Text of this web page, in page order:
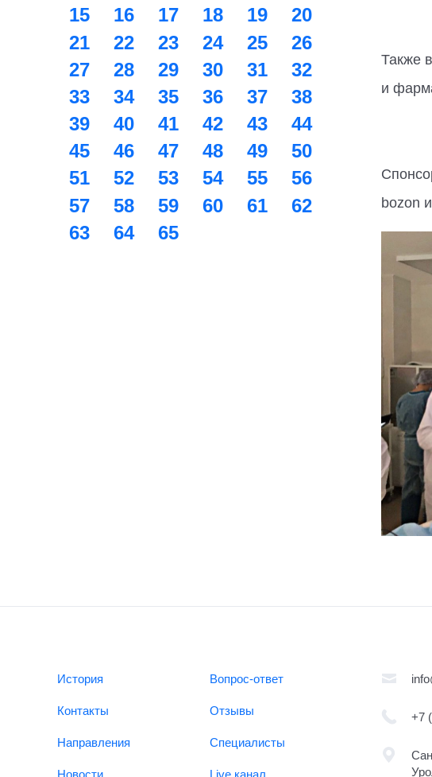
15
16 17 18 19
20
21
22 23 24 25
26
27
28 29 30 31
32
33
34 35 36 37
38
39
40 41 42 43
44
45
46 47 48 49
50
51
52 53 54 55
56
57
58 59 60 61
62
63
64 65
Также
и
bozon
История Вопрос-ответ
Контакты Отзывы
Направления Специалисты
Новости Live канал
+7